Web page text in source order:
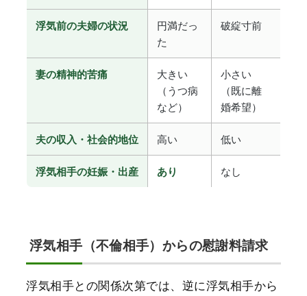
浮気前の夫婦の状況
円満だっ
た
破綻寸前
妻の精神的苦痛
大きい
（うつ病
など）
小さい
（既に離
婚希望）
夫の収入・社会的地位 高い 低い
浮気相手の妊娠・出産 あり なし
浮気相手（不倫相手）からの慰謝料請求
浮気相手との関係次第では、逆に浮気相手から